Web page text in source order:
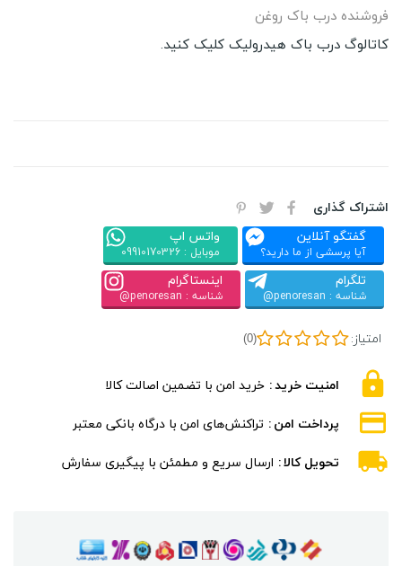
فروشنده درب باک روغن
کاتالوگ درب باک هیدرولیک کلیک کنید.
اشتراک گذاری
گفتگو آنلاین
آیا پرسشی از ما دارید؟
واتس اپ
موبایل : 09910170326
تلگرام
شناسه : penoresan@
اینستاگرام
شناسه : penoresan@
امتیاز: (0)
امنیت خرید خرید امن با تضمین اصالت کالا
پرداخت امن تراکنش‌های امن با درگاه بانکی معتبر
تحویل کالا ارسال سریع و مطمئن با پیگیری سفارش